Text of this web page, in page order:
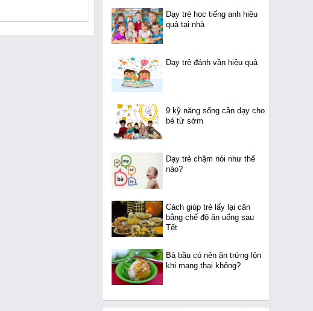
Dạy trẻ học tiếng anh hiệu
quả tại nhà
Dạy trẻ đánh vần hiệu quả
9 kỹ năng sống cần dạy cho
bé từ sớm
Dạy trẻ chậm nói như thế
nào?
Cách giúp trẻ lấy lại cân
bằng chế độ ăn uống sau
Tết
Bà bầu có nên ăn trứng lộn
khi mang thai không?